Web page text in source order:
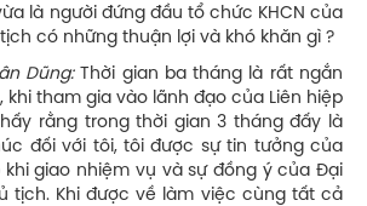
là người đứng đầu tổ chức KHCN của
có những thuận lợi và khó khăn gì ?
Dũng:Thời gian ba tháng là rất ngắn
khi tham gia vào lãnh đạo của Liên hiệp
rằng trong thời gian 3 tháng đấy là
đối với tôi, tôi được sự tin tưởng của
giao nhiệm vụ và sự đồng ý của Đại
tịch. Khi được về làm việc cùng tất cả